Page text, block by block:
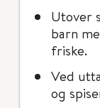
Utover
barn
friske.
Ved
og